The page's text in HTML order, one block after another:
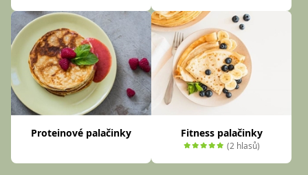
Proteinové palačinky Fitness palačinky
(2 hlasů)